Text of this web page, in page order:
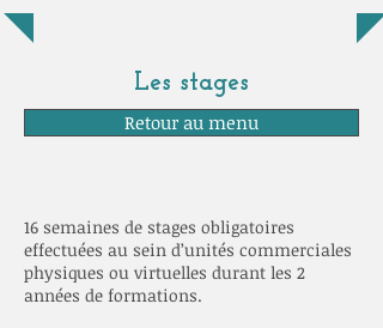
Les stages
Retour au menu
16 semaines de stages obligatoires
effectuées au sein d’unités commerciales
physiques ou virtuelles durant les 2
années de formations.